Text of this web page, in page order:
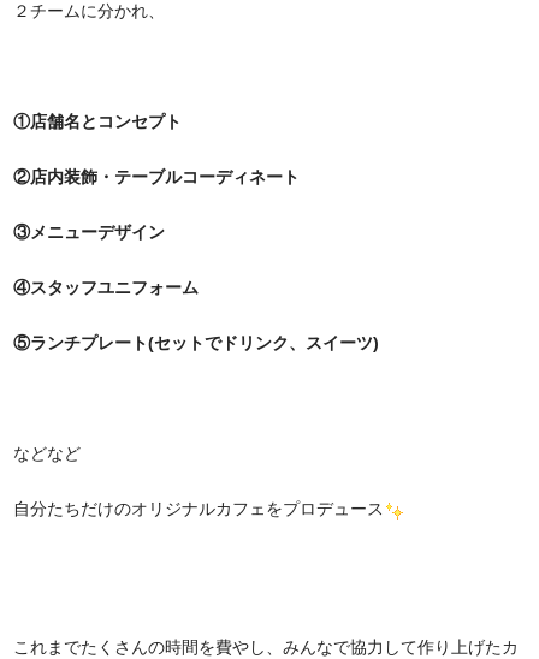
２チームに分かれ、
①店舗名とコンセプト
②店内装飾・テーブルコーディネート
③メニューデザイン
④スタッフユニフォーム
⑤ランチプレート(セットでドリンク、スイーツ)
などなど
自分たちだけのオリジナルカフェをプロデュース
これまでたくさんの時間を費やし、みんなで協力して作り上げたカ